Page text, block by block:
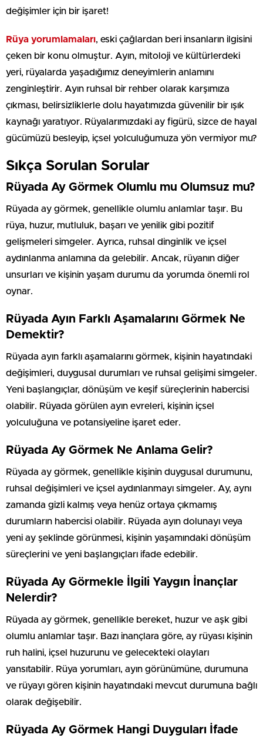
değişimler için bir işaret!
Rüya yorumlamaları, eski çağlardan beri insanların ilgisini
çeken bir konu olmuştur. Ayın, mitoloji ve kültürlerdeki
yeri, rüyalarda yaşadığımız deneyimlerin anlamını
zenginleştirir. Ayın ruhsal bir rehber olarak karşımıza
çıkması, belirsizliklerle dolu hayatımızda güvenilir bir ışık
kaynağı yaratıyor. Rüyalarımızdaki ay figürü, sizce de hayal
gücümüzü besleyip, içsel yolculuğumuza yön vermiyor mu?
Sıkça Sorulan Sorular
Rüyada Ay Görmek Olumlu mu Olumsuz mu?
Rüyada ay görmek, genellikle olumlu anlamlar taşır. Bu
rüya, huzur, mutluluk, başarı ve yenilik gibi pozitif
gelişmeleri simgeler. Ayrıca, ruhsal dinginlik ve içsel
aydınlanma anlamına da gelebilir. Ancak, rüyanın diğer
unsurları ve kişinin yaşam durumu da yorumda önemli rol
oynar.
Rüyada Ayın Farklı Aşamalarını Görmek Ne
Demektir?
Rüyada ayın farklı aşamalarını görmek, kişinin hayatındaki
değişimleri, duygusal durumları ve ruhsal gelişimi simgeler.
Yeni başlangıçlar, dönüşüm ve keşif süreçlerinin habercisi
olabilir. Rüyada görülen ayın evreleri, kişinin içsel
yolculuğuna ve potansiyeline işaret eder.
Rüyada Ay Görmek Ne Anlama Gelir?
Rüyada ay görmek, genellikle kişinin duygusal durumunu,
ruhsal değişimleri ve içsel aydınlanmayı simgeler. Ay, aynı
zamanda gizli kalmış veya henüz ortaya çıkmamış
durumların habercisi olabilir. Rüyada ayın dolunayı veya
yeni ay şeklinde görünmesi, kişinin yaşamındaki dönüşüm
süreçlerini ve yeni başlangıçları ifade edebilir.
Rüyada Ay Görmekle İlgili Yaygın İnançlar
Nelerdir?
Rüyada ay görmek, genellikle bereket, huzur ve aşk gibi
olumlu anlamlar taşır. Bazı inançlara göre, ay rüyası kişinin
ruh halini, içsel huzurunu ve gelecekteki olayları
yansıtabilir. Rüya yorumları, ayın görünümüne, durumuna
ve rüyayı gören kişinin hayatındaki mevcut durumuna bağlı
olarak değişebilir.
Rüyada Ay Görmek Hangi Duyguları İfade